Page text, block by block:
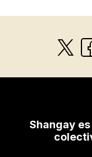
Shangay